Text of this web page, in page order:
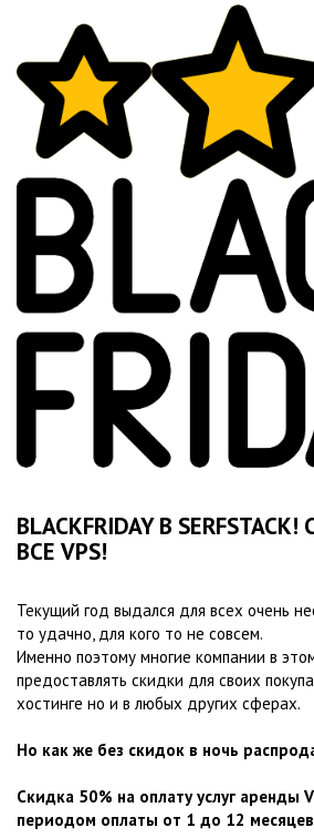
BLACKFRIDAY В
ВСЕ VPS!​
Текущий год выдался для всех очень
то удачно, для кого то не совсем.
Именно поэтому многие компании в
предоставлять скидки для своих
хостинге но и в любых других сферах.
Но как же без скидок в ночь
Скидка 50% на оплату услуг аренды
периодом оплаты от 1 до 12